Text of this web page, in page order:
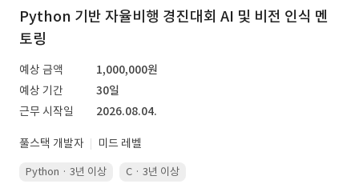
Python 기반 자율비행 경진대회 AI 및 비전 인식 멘
토링
예상 금액
1,000,000원
예상 기간
30일
근무 시작일
2026.08.04.
풀스택 개발자 미드 레벨
Python · 3년 이상 C · 3년 이상